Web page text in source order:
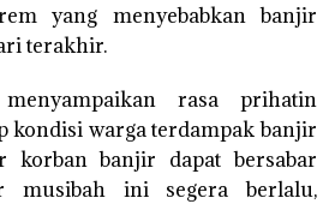
yang menyebabkan banjir
terakhir.
rasa prihatin
kondisi warga terdampak banjir
korban banjir dapat bersabar
musibah ini segera berlalu,